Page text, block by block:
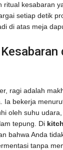
ritual kesabaran
setiap detik
di atas meja
ragi adalah
Ia bekerja
oleh suhu
tepung. Di
bahwa Anda
tanpa